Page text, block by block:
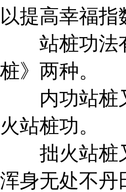
以提高幸福
站桩功法有
桩》两种。
内功站桩又
火站桩功。
拙火站桩又
浑身无处不丹